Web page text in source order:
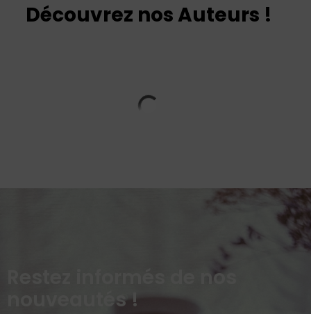
Découvrez nos Auteurs !
Restez informés de nos
nouveautés !